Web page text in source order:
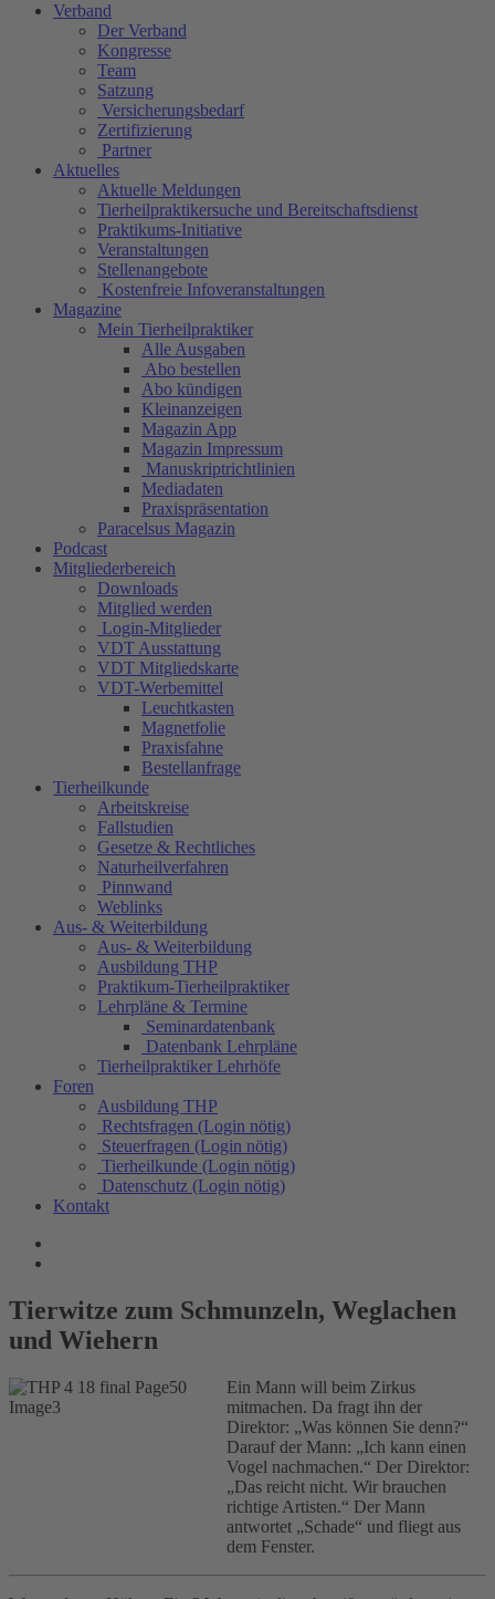
Verband
Der Verband
Kongresse
Team
Satzung
Versicherungsbedarf
Zertifizierung
Partner
Aktuelles
Aktuelle Meldungen
Tierheilpraktikersuche und Bereitschaftsdienst
Praktikums-Initiative
Veranstaltungen
Stellenangebote
Kostenfreie Infoveranstaltungen
Magazine
Mein Tierheilpraktiker
Alle Ausgaben
Abo bestellen
Abo kündigen
Kleinanzeigen
Magazin App
Magazin Impressum
Manuskriptrichtlinien
Mediadaten
Praxispräsentation
Paracelsus Magazin
Podcast
Mitgliederbereich
Downloads
Mitglied werden
Login-Mitglieder
VDT Ausstattung
VDT Mitgliedskarte
VDT-Werbemittel
Leuchtkasten
Magnetfolie
Praxisfahne
Bestellanfrage
Tierheilkunde
Arbeitskreise
Fallstudien
Gesetze & Rechtliches
Naturheilverfahren
Pinnwand
Weblinks
Aus- & Weiterbildung
Aus- & Weiterbildung
Ausbildung THP
Praktikum-Tierheilpraktiker
Lehrpläne & Termine
Seminardatenbank
Datenbank Lehrpläne
Tierheilpraktiker Lehrhöfe
Foren
Ausbildung THP
Rechtsfragen (Login nötig)
Steuerfragen (Login nötig)
Tierheilkunde (Login nötig)
Datenschutz (Login nötig)
Kontakt
Tierwitze zum Schmunzeln, Weglachen
und Wiehern
Ein Mann will beim Zirkus
mitmachen. Da fragt ihn der
Direktor: „Was können Sie denn?“
Darauf der Mann: „Ich kann einen
Vogel nachmachen.“ Der Direktor:
„Das reicht nicht. Wir brauchen
richtige Artisten.“ Der Mann
antwortet „Schade“ und fliegt aus
dem Fenster.